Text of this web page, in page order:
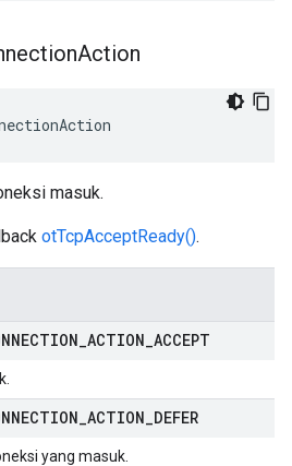
Action
masuk.
otTcpAcceptReady().
ACTION ACCEPT
ACTION DEFER
yang masuk.